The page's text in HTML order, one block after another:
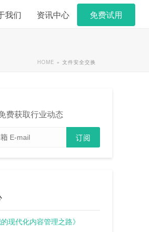
我们 资讯中心 免费试用
HOME » 文件安全交换
费获取行业动态
的现代化内容管理之路》